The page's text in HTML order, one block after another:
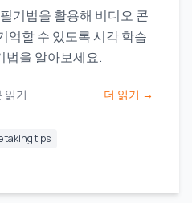
기법을 활용해 비디오 콘
억할 수 있도록 시각 학습
법을 알아보세요.
읽기 더 읽기 →
taking tips